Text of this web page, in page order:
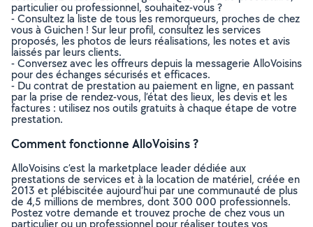
particulier ou professionnel, souhaitez-vous ?
- Consultez la liste de tous les remorqueurs, proches de chez
vous à Guichen ! Sur leur profil, consultez les services
proposés, les photos de leurs réalisations, les notes et avis
laissés par leurs clients.
- Conversez avec les offreurs depuis la messagerie AlloVoisins
pour des échanges sécurisés et efficaces.
- Du contrat de prestation au paiement en ligne, en passant
par la prise de rendez-vous, l’état des lieux, les devis et les
factures : utilisez nos outils gratuits à chaque étape de votre
prestation.
Comment fonctionne AlloVoisins ?
AlloVoisins c’est la marketplace leader dédiée aux
prestations de services et à la location de matériel, créée en
2013 et plébiscitée aujourd’hui par une communauté de plus
de 4,5 millions de membres, dont 300 000 professionnels.
Postez votre demande et trouvez proche de chez vous un
particulier ou un professionnel pour réaliser toutes vos